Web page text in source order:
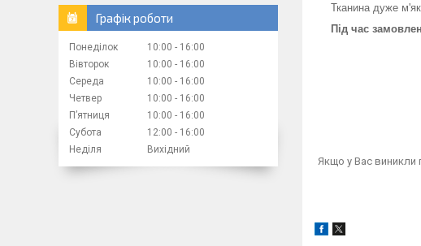
Тканина дуже
Під час
Якщо у Вас виникли
Графік роботи
Понеділок 10:00
16:00
Вівторок
10:00
16:00
Середа
10:00
16:00
Четвер
10:00
16:00
Пʼятниця
10:00
16:00
Субота
12:00
16:00
Неділя
Вихідний